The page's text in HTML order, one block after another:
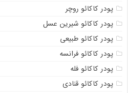
پودر کاکائو روچر
پودر کاکائو شیرین عسل
پودر کاکائو طبیعی
پودر کاکائو فرانسه
پودر کاکائو فله
پودر کاکائو قنادی